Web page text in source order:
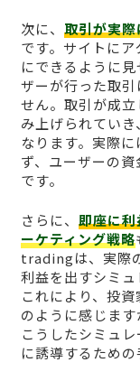
次に、 取引が実
です。サイトに
にできるように
ザーが行った取
せん。取引が成
み上げられてい
なります。実際
ず、ユーザーの
です。
さらに、 即座に
ーケティング戦略
tradingは、実際
利益を出すシミュ
これにより、投
のように感じます
こうしたシミュ
に誘導するための